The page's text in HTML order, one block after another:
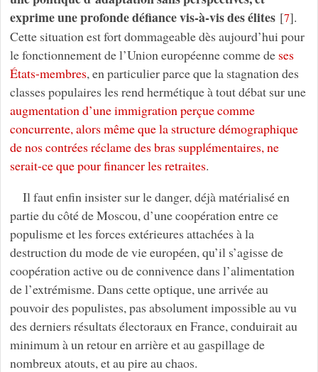
exprime une profonde défiance vis-à-vis des élites[7].
Cette situation est fort dommageable dès aujourd’hui pour
le fonctionnement de l’Union européenne comme de ses
États-membres, en particulier parce que la stagnation des
classes populaires les rend hermétique à tout débat sur une
augmentation d’une immigration perçue comme
concurrente, alors même que la structure démographique
de nos contrées réclame des bras supplémentaires, ne
serait-ce que pour financer les retraites.
Il faut enfin insister sur le danger, déjà matérialisé en
partie du côté de Moscou, d’une coopération entre ce
populisme et les forces extérieures attachées à la
destruction du mode de vie européen, qu’il s’agisse de
coopération active ou de connivence dans l’alimentation
de l’extrémisme. Dans cette optique, une arrivée au
pouvoir des populistes, pas absolument impossible au vu
des derniers résultats électoraux en France, conduirait au
minimum à un retour en arrière et au gaspillage de
nombreux atouts, et au pire au chaos.